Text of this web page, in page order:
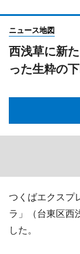
ニュース地図
西浅草に新
った生粋の
つくばエクスプ
ラ」（台東区
した。